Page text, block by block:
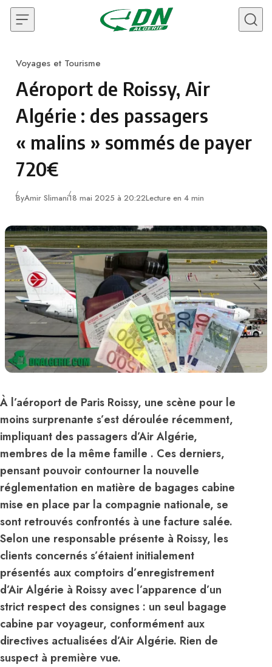
Skip to content
Category
Voyages et Tourisme
Aéroport de Roissy, Air
Algérie : des passagers
« malins » sommés de payer
720€
ByAmir Slimani18 mai 2025 à 20:22Lecture en 4 min
À l’aéroport de Paris Roissy, une scène pour le
moins surprenante s’est déroulée récemment,
impliquant des passagers d’Air Algérie,
membres de la même famille . Ces derniers,
pensant pouvoir contourner la nouvelle
réglementation en matière de bagages cabine
mise en place par la compagnie nationale, se
sont retrouvés confrontés à une facture salée.
Selon une responsable présente à Roissy, les
clients concernés s’étaient initialement
présentés aux comptoirs d’enregistrement
d’Air Algérie à Roissy avec l’apparence d’un
strict respect des consignes : un seul bagage
cabine par voyageur, conformément aux
directives actualisées d’Air Algérie. Rien de
suspect à première vue.